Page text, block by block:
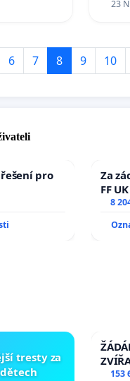
23
6 7 8 9 10
pro
Za
FF
the
8
tresty za
153